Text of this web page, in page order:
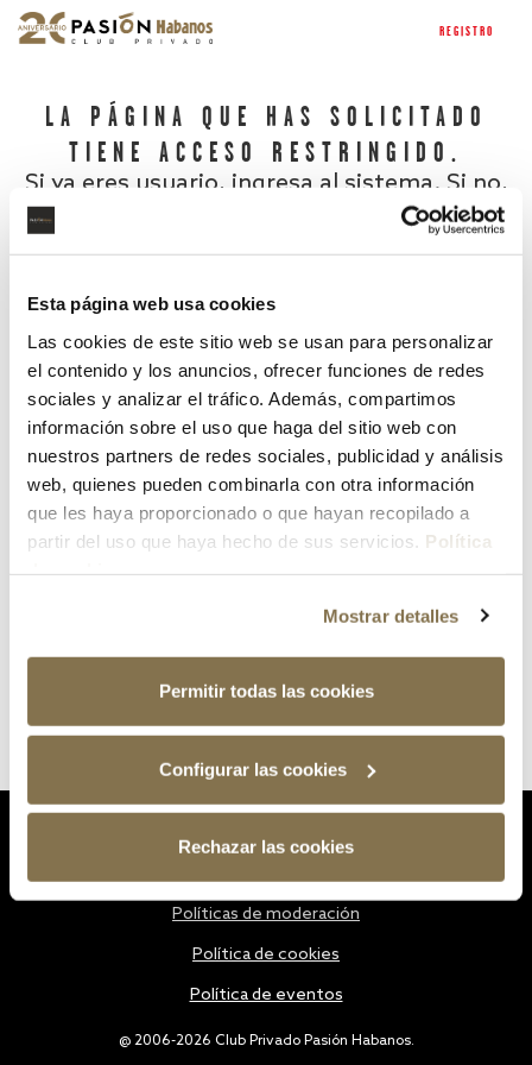
Esta página web usa cookies
Las cookies de este sitio web se usan para personalizar
el contenido y los anuncios, ofrecer funciones de redes
sociales y analizar el tráfico. Además, compartimos
información sobre el uso que haga del sitio web con
nuestros partners de redes sociales, publicidad y análisis
web, quienes pueden combinarla con otra información
que les haya proporcionado o que hayan recopilado a
partir del uso que haya hecho de sus servicios. Política
Mostrar detalles
Permitir todas las cookies
Configurar las cookies
Rechazar las cookies
REGISTRO
LA PÁGINA QUE HAS SOLICITADO
TIENE ACCESO RESTRINGIDO.
Si ya eres usuario, ingresa al sistema. Si no,
¿Has olvidado tu contraseña?
@ 2006-2026 Club Privado Pasión Habanos.
Políticas de moderación
Política de cookies
Política de eventos